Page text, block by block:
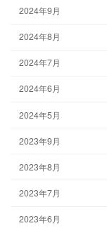
2024年9月
2024年8月
2024年7月
2024年6月
2024年5月
2023年9月
2023年8月
2023年7月
2023年6月